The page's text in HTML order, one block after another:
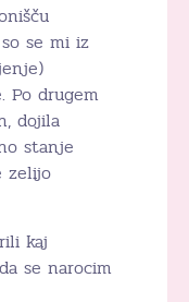
se mi iz
Po drugem
dojila
stanje
zelijo
kaj
se narocim